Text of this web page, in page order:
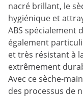
nacré brillant, le
hygiénique et
ABS spécialement
également
et très résistant à
extrêmement
Avec ce sèche-
des processus de